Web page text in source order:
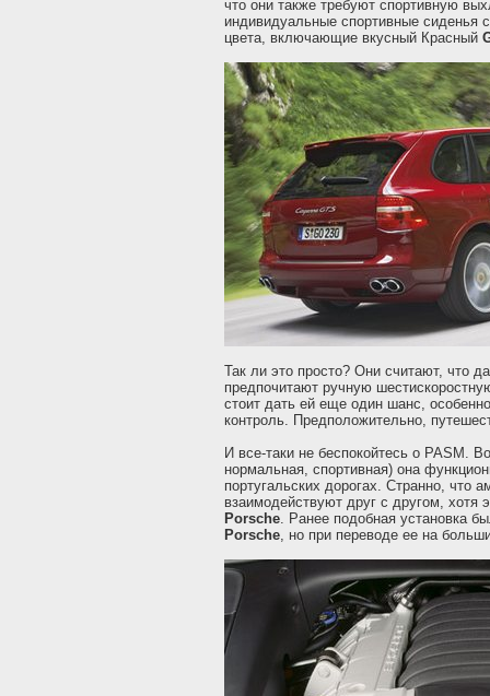
что они также требуют спортивную
индивидуальные спортивные сиденья
цвета, включающие вкусный Красный
Так ли это просто? Они считают, что
предпочитают ручную
стоит дать ей еще один шанс,
контроль. Предположительно,
И все-таки не беспокойтесь о PASM.
нормальная, спортивная) она
португальских дорогах. Странно, что
взаимодействуют друг с другом, хотя
Porsche. Ранее подобная установка
Porsche, но при переводе ее на